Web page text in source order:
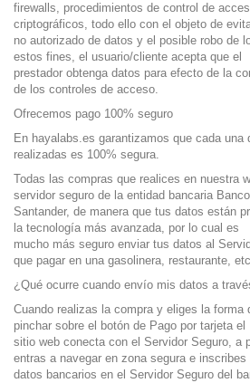
firewalls, procedimientos de control de
criptográficos, todo ello con el objeto de
no autorizado de datos y el posible robo de
estos fines, el usuario/cliente acepta que el
prestador obtenga datos para efecto de la
de los controles de acceso.
Ofrecemos pago 100% seguro
En hayalabs.es garantizamos que cada una
realizadas es 100% segura.
Todas las compras que realices en nuestra
servidor seguro de la entidad bancaria Banco
Santander, de manera que tus datos están
la tecnología más avanzada, por lo cual es
mucho más seguro enviar tus datos al
que pagar en una gasolinera, restaurante,
¿Qué ocurre cuando envío mis datos a
Cuando realizas la compra y eliges la forma
pinchar sobre el botón de Pago por tarjeta el
sitio web conecta con el Servidor Seguro, a
entras a navegar en zona segura e inscribes
datos bancarios en el Servidor Seguro del